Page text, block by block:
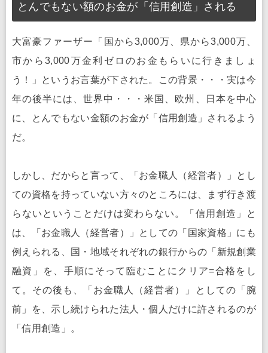
とんでもない額のお金が「信用創造」される
大富豪ファーザー「国から3,000万、県から3,000万、
市から3,000万金利ゼロのお金もらいに行きましょ
う！」というお言葉が下された。この背景・・・実は今
年の後半には、世界中・・・米国、欧州、日本を中心
に、とんでもない金額のお金が「信用創造」されるよう
だ。
しかし、だからと言って、「お金職人（経営者）」とし
ての資格を持っていない方々のところには、まず行き渡
らないということだけは変わらない。「信用創造」と
は、「お金職人（経営者）」としての「国家資格」にも
例えられる、国・地域それぞれの銀行からの「新規創業
融資」を、手順にそって臨むことにクリア=合格をし
て。その後も、「お金職人（経営者）」としての「腕
前」を、示し続けられた法人・個人だけに許されるのが
「信用創造」。